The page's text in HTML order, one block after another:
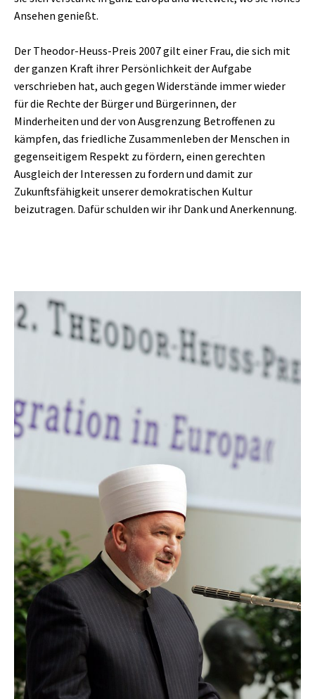
Ansehen genießt.
Der Theodor-Heuss-Preis 2007 gilt einer Frau, die sich mit
der ganzen Kraft ihrer Persönlichkeit der Aufgabe
verschrieben hat, auch gegen Widerstände immer wieder
für die Rechte der Bürger und Bürgerinnen, der
Minderheiten und der von Ausgrenzung Betroffenen zu
kämpfen, das friedliche Zusammenleben der Menschen in
gegenseitigem Respekt zu fördern, einen gerechten
Ausgleich der Interessen zu fordern und damit zur
Zukunftsfähigkeit unserer demokratischen Kultur
beizutragen. Dafür schulden wir ihr Dank und Anerkennung.